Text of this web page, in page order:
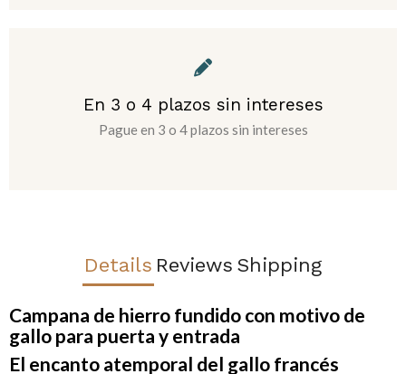
En 3 o 4 plazos sin intereses
Pague en 3 o 4 plazos sin intereses
Details Reviews Shipping
Campana de hierro fundido con motivo de
gallo para puerta y entrada
El encanto atemporal del gallo francés